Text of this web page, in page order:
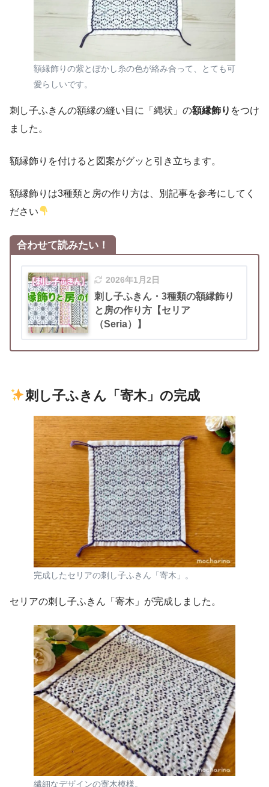
額縁飾りの紫とぼかし糸の色が絡み合って、とても可
愛らしいです。
刺し子ふきんの額縁の縫い目に「縄状」の額縁飾り をつけ
ました。
額縁飾りを付けると図案がグッと引き立ちます。
額縁飾りは3種類と房の作り方は、別記事を参考にしてく
ださい
合わせて読みたい！
2026年1月2日
刺し子ふきん・3種類の額縁飾り
と房の作り方【セリア
（Seria）】
刺し子ふきん「寄木」の完成
完成したセリアの刺し子ふきん「寄木」。
セリアの刺し子ふきん「寄木」が完成しました。
繊細なデザインの寄木模様。